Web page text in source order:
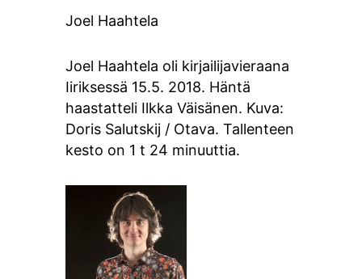
Joel Haahtela
Joel Haahtela oli kirjailijavieraana
Iiriksessä 15.5. 2018. Häntä
haastatteli Ilkka Väisänen. Kuva:
Doris Salutskij / Otava. Tallenteen
kesto on 1 t 24 minuuttia.